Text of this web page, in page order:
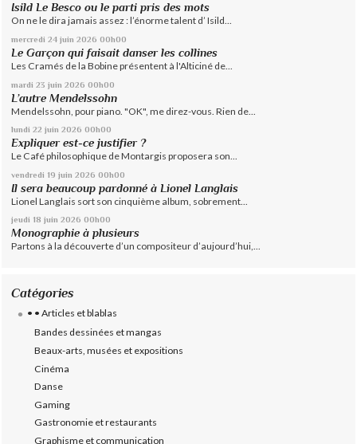
Isild Le Besco ou le parti pris des mots
On ne le dira jamais assez : l’énorme talent d’ Isild...
mercredi 24 juin 2026 00h00
Le Garçon qui faisait danser les collines
Les Cramés de la Bobine présentent à l'Alticiné de...
mardi 23 juin 2026 00h00
L’autre Mendelssohn
Mendelssohn, pour piano. "OK", me direz-vous. Rien de...
lundi 22 juin 2026 00h00
Expliquer est-ce justifier ?
Le Café philosophique de Montargis proposera son...
vendredi 19 juin 2026 00h00
Il sera beaucoup pardonné à Lionel Langlais
Lionel Langlais sort son cinquième album, sobrement...
jeudi 18 juin 2026 00h00
Monographie à plusieurs
Partons à la découverte d’un compositeur d’aujourd’hui,...
Catégories
• • Articles et blablas
Bandes dessinées et mangas
Beaux-arts, musées et expositions
Cinéma
Danse
Gaming
Gastronomie et restaurants
Graphisme et communication